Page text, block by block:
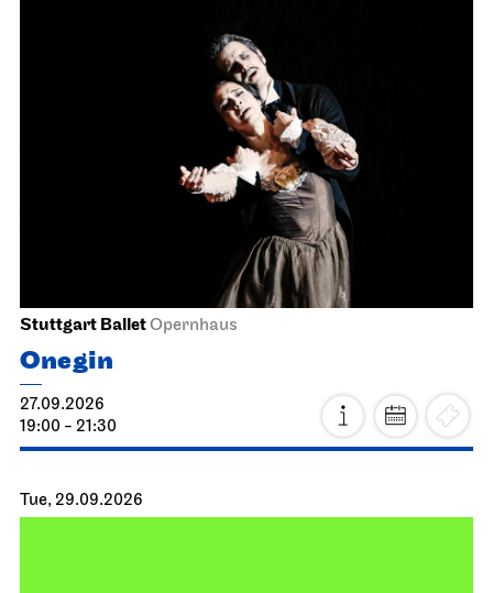
Stuttgart BalletOpernhaus
Onegin
27.09.2026
19:00 - 21:30
Tue, 29.09.2026